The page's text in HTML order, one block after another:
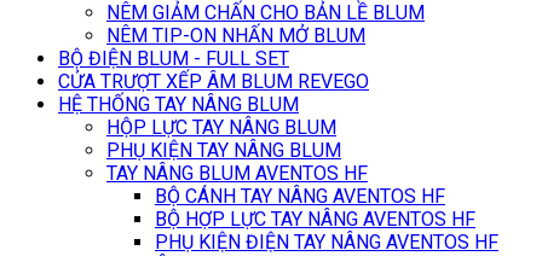
NÊM GIẢM CHẤN CHO BẢN LỀ BLUM
NÊM TIP-ON NHẤN MỞ BLUM
BỘ ĐIỆN BLUM - FULL SET
CỬA TRƯỢT XẾP ÂM BLUM REVEGO
HỆ THỐNG TAY NÂNG BLUM
HỘP LỰC TAY NÂNG BLUM
PHỤ KIỆN TAY NÂNG BLUM
TAY NÂNG BLUM AVENTOS HF
BỘ CÁNH TAY NÂNG AVENTOS HF
BỘ HỢP LỰC TAY NÂNG AVENTOS HF
PHỤ KIỆN ĐIỆN TAY NÂNG AVENTOS HF